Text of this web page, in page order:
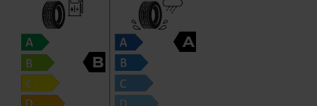
B
A